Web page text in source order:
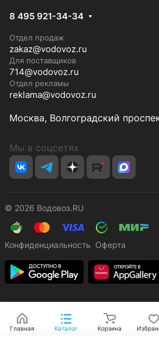
8 495 921-34-34
Отдел продаж
zakaz@vodovoz.ru
Для поставщиков
714@vodovoz.ru
Отдел рекламы
reklama@vodovoz.ru
Москва, Волгоградский
Мы в соцсетях
© 2026 Водовоз.RU
Конфиденциальность Оферта
Главная Каталог Корзина